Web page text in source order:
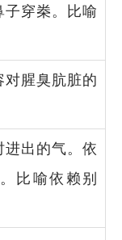
穿桊。比喻
腥臭肮脏的
出的气。依
比喻依赖别